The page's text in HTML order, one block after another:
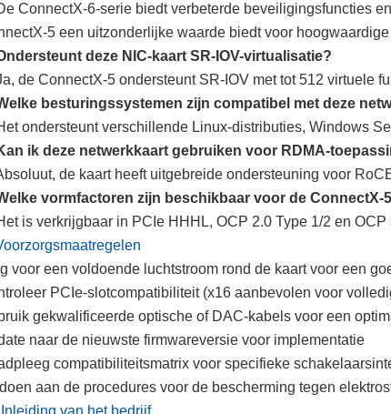
ConnectX-6-serie biedt verbeterde beveiligingsfuncties
5 een uitzonderlijke waarde biedt voor
deze NIC-kaart SR-IOV-virtualisatie?
de ConnectX-5 ondersteunt SR-IOV met tot 512 virtuele
besturingssystemen zijn compatibel met deze
ondersteunt verschillende Linux-distributies, Windows
ik deze netwerkkaart gebruiken voor RDMA-
de kaart heeft uitgebreide ondersteuning voor
vormfactoren zijn beschikbaar voor de ConnectX-
is verkrijgbaar in PCIe HHHL, OCP 2.0 Type 1/2 en
voor een voldoende luchtstroom rond de kaart voor een
PCIe-slotcompatibiliteit (x16 aanbevolen voor
gekwalificeerde optische of DAC-kabels voor een
naar de nieuwste firmwareversie voor implementatie
compatibiliteitsmatrix voor specifieke
aan de procedures voor de bescherming tegen
Inleiding van het bedrijf